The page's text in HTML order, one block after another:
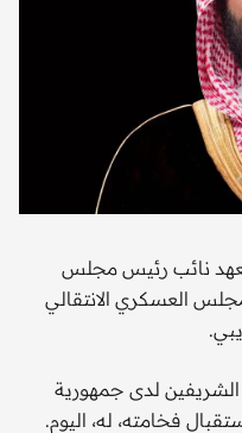
نائب رئيس مجلس
العسكري الانتقالي
لدى جمهورية
فخامته، له، اليوم.